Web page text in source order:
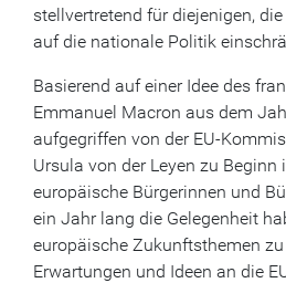
stellvertretend für diejenigen,
auf die nationale Politik
Basierend auf einer Idee des
Emmanuel Macron aus dem
aufgegriffen von der EU-
Ursula von der Leyen zu
europäische Bürgerinnen und
ein Jahr lang die Gelegenheit
europäische Zukunftsthemen
Erwartungen und Ideen an die